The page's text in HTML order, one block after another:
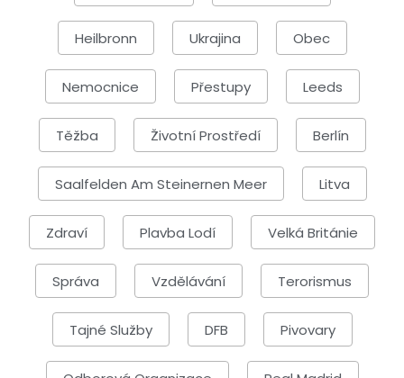
Heilbronn Ukrajina Obec
Nemocnice Přestupy Leeds
Těžba Životní Prostředí Berlín
Saalfelden Am Steinernen Meer Litva
Zdraví Plavba Lodí Velká Británie
Správa Vzdělávání Terorismus
Tajné Služby DFB Pivovary